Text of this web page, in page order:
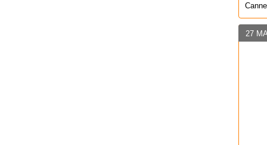
27